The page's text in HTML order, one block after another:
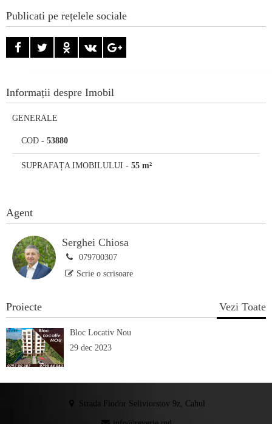
Publicati pe rețelele sociale
Informații despre Imobil
GENERALE
COD - 53880
SUPRAFAȚA IMOBILULUI - 55 m²
Agent
Serghei Chiosa
079700307
Scrie o scrisoare
Proiecte Vezi Toate
Bloc Locativ Nou
29 dec 2023
Strada Fiodor Seliviorstov 9z, Cahul